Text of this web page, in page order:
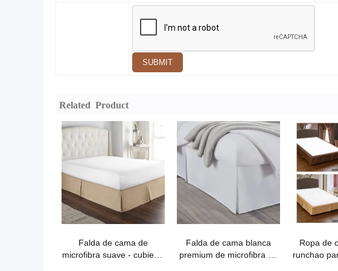
SUBMIT
Related Product
Falda de cama de
microfibra suave - cubierta
Falda de cama blanca
premium de microfibra de
Ropa de
runchao